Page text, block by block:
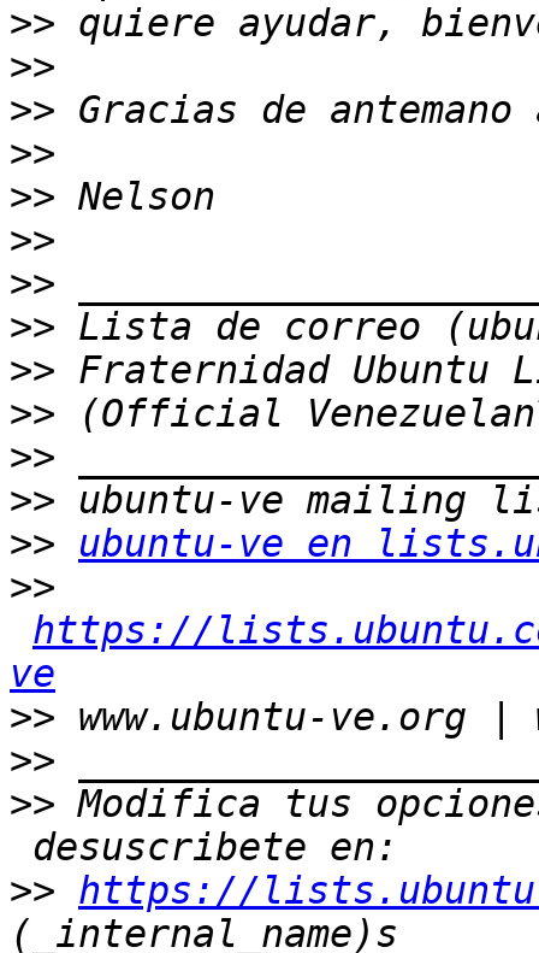
>>
>>
>>
>>
>>
>>
>>
>>
>>
>>
>>
>>
>>
ubuntu-ve en
>>
https://
ve
>>
>>
>> Modifica tus
>> https://